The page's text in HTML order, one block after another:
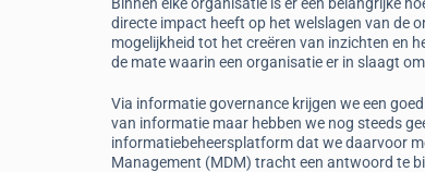
directe impact heeft op het welslagen van de
mogelijkheid tot het creëren van inzichten en
de mate waarin een organisatie er in slaagt
Via informatie governance krijgen we een
van informatie maar hebben we nog steeds
informatiebeheersplatform dat we daarvoor
Management (MDM) tracht een antwoord te